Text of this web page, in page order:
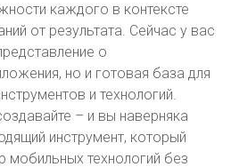
каждого в контексте
от результата. Сейчас у вас
о
но и готовая база для
и технологий.
– и вы наверняка
инструмент, который
мобильных технологий без